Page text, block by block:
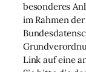
besonderes
im Rahmen
Link auf eine